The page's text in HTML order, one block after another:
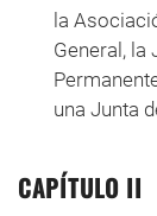
la
General, la
una Junta
CAPÍTULO II